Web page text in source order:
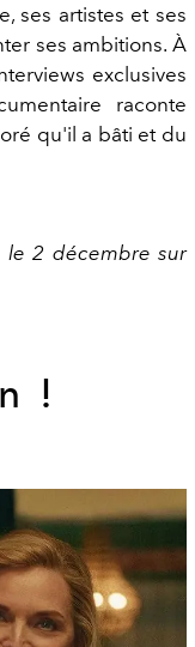
ses artistes et ses
ses ambitions. À
exclusives
raconte
qu'il a bâti et du
le 2 décembre sur
!